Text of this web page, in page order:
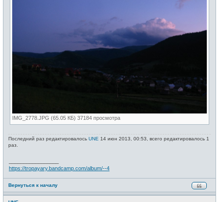
IMG_2778.JPG (65.05 КБ) 37184 просмотра
Последний раз редактировалось UNE 14 июн 2013, 00:53, всего редактировалось 1
раз.
https://tropayary.bandcamp.com/album/--4
Вернуться к началу